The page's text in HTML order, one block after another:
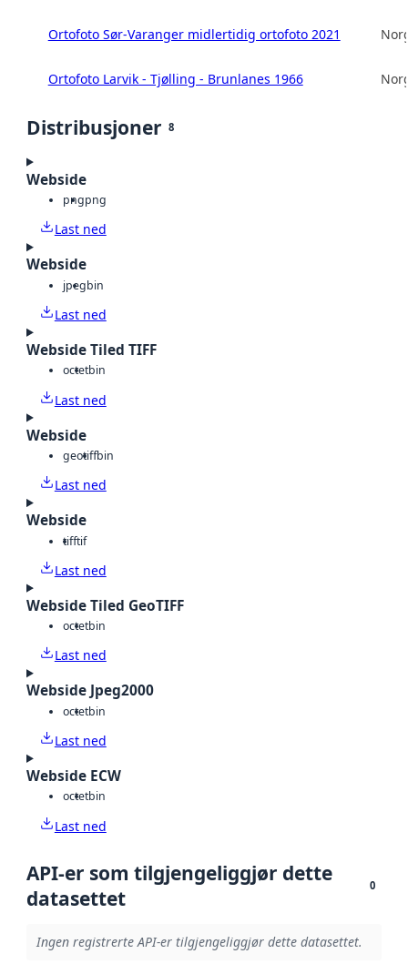
Ortofoto Sør-Varanger midlertidig ortofoto 2021
Ortofoto Larvik - Tjølling - Brunlanes 1966
Distribusjoner 8
Webside
pngpng
Last ned
Webside
jpegbin
Last ned
Webside Tiled TIFF
octetbin
Last ned
Webside
geotiffbin
Last ned
Webside
tifftif
Last ned
Webside Tiled GeoTIFF
octetbin
Last ned
Webside Jpeg2000
octetbin
Last ned
Webside ECW
octetbin
Last ned
API-er som tilgjengeliggjør dette
datasettet
0
Ingen registrerte API-er tilgjengeliggjør dette datasettet.